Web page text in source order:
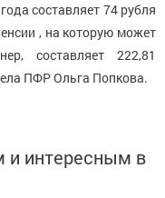
составляет 74 рубля
, на которую может
составляет 222,81
ПФР Ольга Попкова.
интересным в